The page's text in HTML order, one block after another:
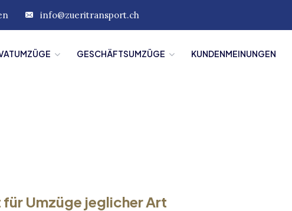
info@zueritransport.ch
GESCHÄFTSUMZÜGE KUNDENMEINUNGEN
für Umzüge jeglicher Art